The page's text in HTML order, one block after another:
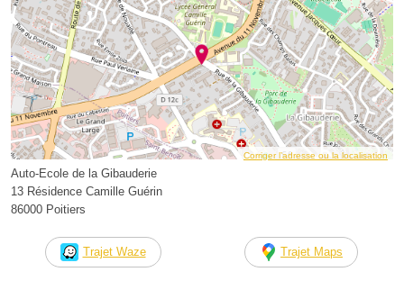
Corriger l’adresse ou la localisation
Auto-Ecole de la Gibauderie
13 Résidence Camille Guérin
86000 Poitiers
Trajet Waze Trajet Maps